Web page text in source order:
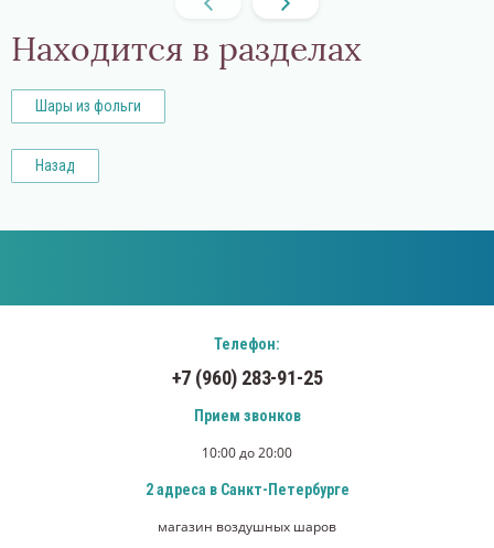
Находится в разделах
Шары из фольги
Назад
Телефон:
+7 (960) 283-91-25
Прием звонков
10:00 до 20:00
2 адреса в Санкт-Петербурге
магазин воздушных шаров